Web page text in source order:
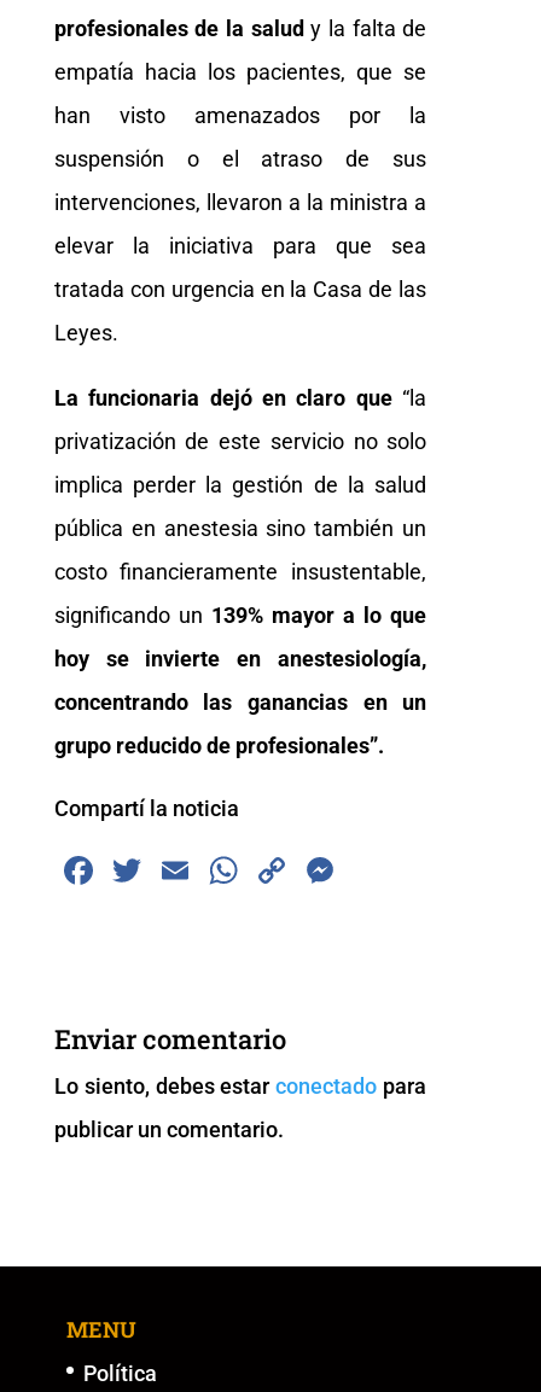
profesionales de la saludy la falta de
empatía hacia los pacientes, que se
han visto amenazados por la
suspensión o el atraso de sus
intervenciones, llevaron a la ministra a
elevar la iniciativa para que sea
tratada con urgencia en la Casa de las
Leyes.
La funcionaria dejó en claro que“la
privatización de este servicio no solo
implica perder la gestión de la salud
pública en anestesia sino también un
costo financieramente insustentable,
significando un 139% mayor a lo que
hoy se invierte en anestesiología,
concentrando las ganancias en un
grupo reducido de profesionales”.
Compartí la noticia
F
b
o
o
k
T
E
W
A
p
p
C
k
er
Enviar comentario
Lo siento, debes estarconectado para
publicar un comentario.
MENU
Política